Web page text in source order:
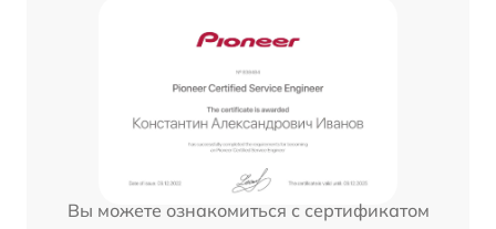
Вы можете ознакомиться с сертификатом